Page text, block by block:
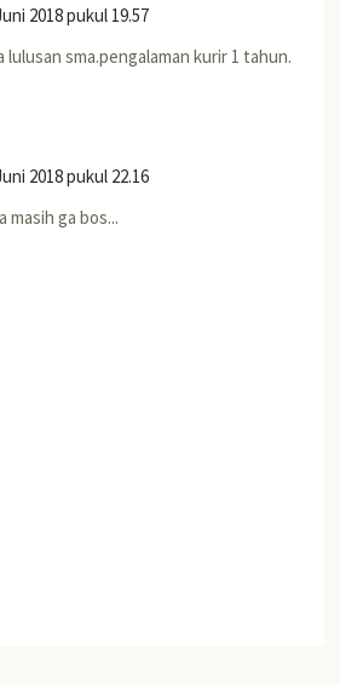
2018 pukul 19.57
lulusan sma.pengalaman kurir 1 tahun.
2018 pukul 22.16
masih ga bos...